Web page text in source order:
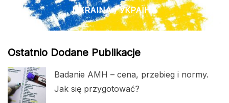
UKRAINA / УКРАЇНА
Ostatnio Dodane Publikacje
Badanie AMH – cena, przebieg i normy.
Jak się przygotować?